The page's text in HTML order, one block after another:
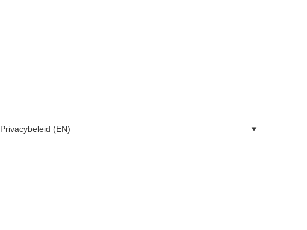
Privacybeleid (EN)